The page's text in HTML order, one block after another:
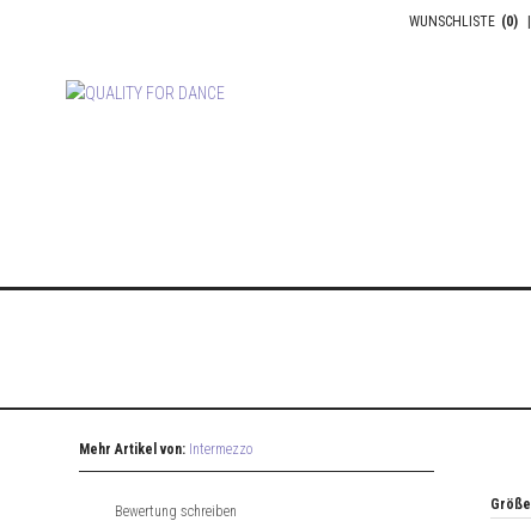
WUNSCHLISTE (0)
Mehr Artikel von: Intermezzo
Bewertung schreiben Größe